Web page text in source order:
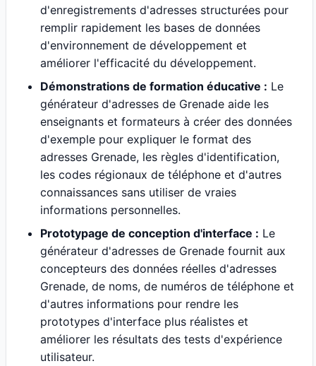
d'enregistrements d'adresses structurées pour
remplir rapidement les bases de données
d'environnement de développement et
améliorer l'efficacité du développement.
Démonstrations de formation éducative : Le
générateur d'adresses de Grenade aide les
enseignants et formateurs à créer des données
d'exemple pour expliquer le format des
adresses Grenade, les règles d'identification,
les codes régionaux de téléphone et d'autres
connaissances sans utiliser de vraies
informations personnelles.
Prototypage de conception d'interface : Le
générateur d'adresses de Grenade fournit aux
concepteurs des données réelles d'adresses
Grenade, de noms, de numéros de téléphone et
d'autres informations pour rendre les
prototypes d'interface plus réalistes et
améliorer les résultats des tests d'expérience
utilisateur.